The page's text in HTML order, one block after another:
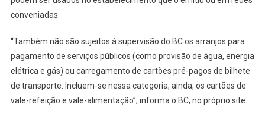
conveniadas.
“Também não são sujeitos à supervisão do BC os arranjos para
pagamento de serviços públicos (como provisão de água, energia
elétrica e gás) ou carregamento de cartões pré-pagos de bilhete
de transporte. Incluem-se nessa categoria, ainda, os cartões de
vale-refeição e vale-alimentação”, informa o BC, no próprio site.